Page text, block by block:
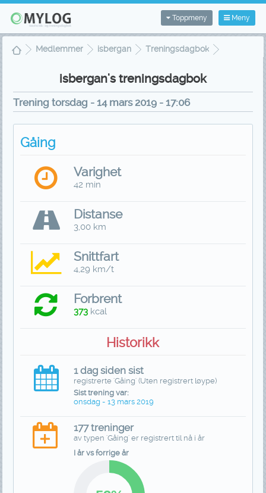
Meny
Toppmeny
Medlemmer isbergan
Treningsdagbok
isbergan's treningsdagbok
Trening torsdag - 14 mars 2019 - 17:06
Gåing
Varighet
42 min
Distanse
3,00 km
Snittfart
4,29 km/t
Forbrent
373 kcal
Historikk
1 dag siden sist
registrerte 'Gåing' (Uten registrert løype)
Sist trening var:
onsdag - 13 mars 2019
177 treninger
av typen 'Gåing' er registrert til nå i år
I år vs forrige år